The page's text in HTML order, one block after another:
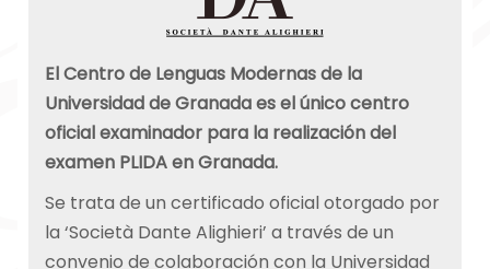
El Centro de Lenguas Modernas de la
Universidad de Granada es el único centro
oficial examinador para la realización del
examen PLIDA en Granada.
Se trata de un certificado oficial otorgado por
la ‘Società Dante Alighieri’ a través de un
convenio de colaboración con la Universidad